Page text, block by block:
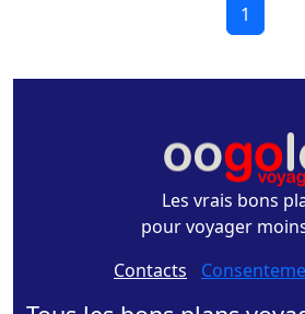
1
Les vrais bons
pour voyager
Contacts -